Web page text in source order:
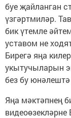
буе җайланган
үзгәртмиләр.
бик үтемле
уставом не
Бирегә яңа
укытучыларын
без бу юнәлештә
Яңа мәктәпнең
видеоөзекләрне